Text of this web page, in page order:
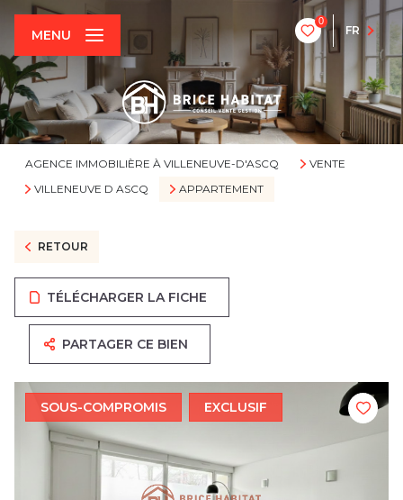
0
FR
MENU
AGENCE IMMOBILIÈRE À VILLENEUVE-D'ASCQ
VENTE
VILLENEUVE D ASCQ
APPARTEMENT
RETOUR
TÉLÉCHARGER LA FICHE
PARTAGER CE BIEN
SOUS-COMPROMIS EXCLUSIF